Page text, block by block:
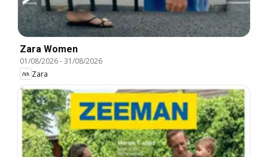
Zara Women
01/08/2026-31/08/2026
Zara